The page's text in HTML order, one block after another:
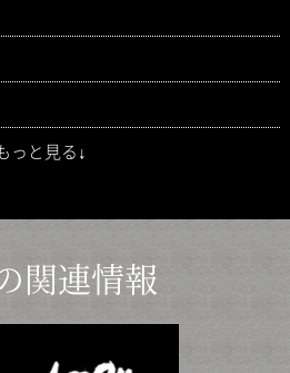
っと見る↓
関連情報